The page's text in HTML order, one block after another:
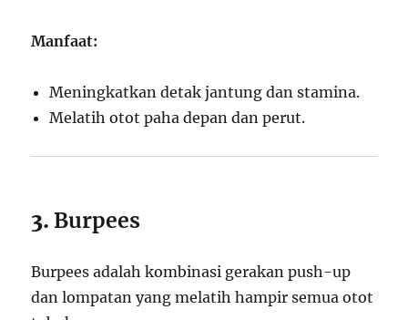
Manfaat:
Meningkatkan detak jantung dan stamina.
Melatih otot paha depan dan perut.
3. Burpees
Burpees adalah kombinasi gerakan push-up
dan lompatan yang melatih hampir semua otot